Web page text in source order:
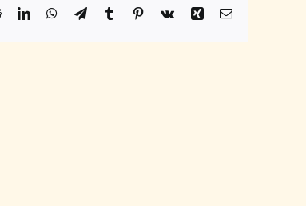
RedditLinkedInWhatsApp
TelegramTumblr Pinterest
Vk Xing Email